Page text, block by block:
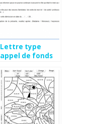
Lettre type
appel de fonds